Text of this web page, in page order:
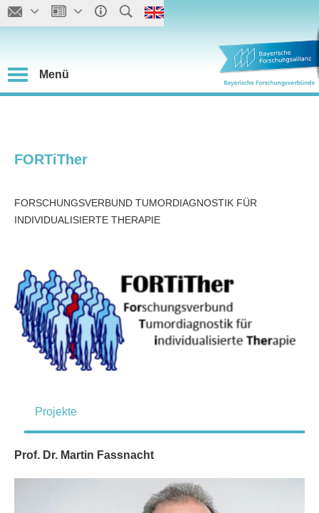
Menü
FORTiTher
FORSCHUNGSVERBUND TUMORDIAGNOSTIK FÜR
INDIVIDUALISIERTE THERAPIE
Projekte
Prof. Dr. Martin Fassnacht